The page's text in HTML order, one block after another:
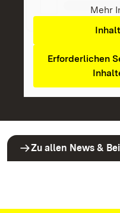
Mehr
Erforderlichen
Zu allen News &